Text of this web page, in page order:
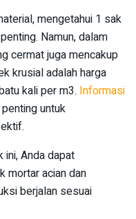
mengetahui 1 sak
Namun, dalam
cermat juga mencakup
krusial adalah harga
kali per m3. Informasi
untuk
ini, Anda dapat
mortar acian dan
berjalan sesuai